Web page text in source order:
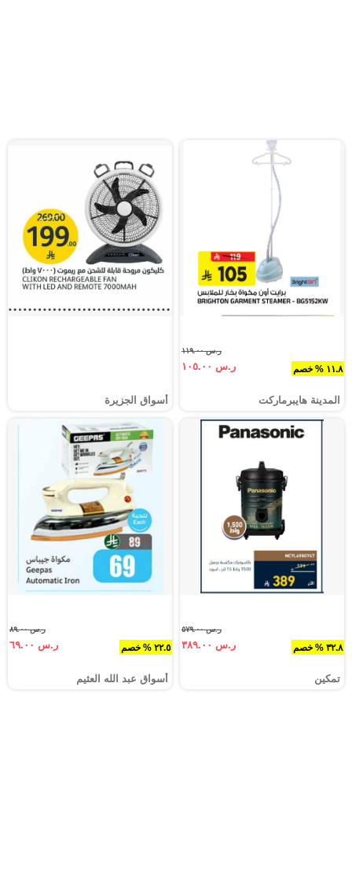
١١.٨ % خصم
ر.س ١١٩.٠٠
ر.س ١٠٥.٠٠
المدينة هايبرماركت أسواق الجزيرة
٣٢.٨ % خصم
ر.س ٥٧٩.٠٠
ر.س ٣٨٩.٠٠
تمكين
٢٢.٥ % خصم
ر.س ٨٩.٠٠
ر.س ٦٩.٠٠
أسواق عبد الله العثيم